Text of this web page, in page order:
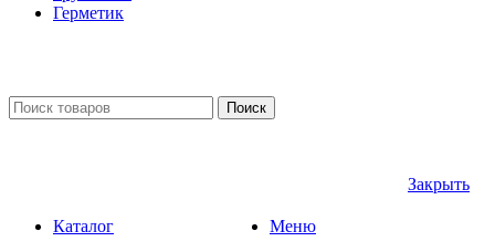
Герметик
Поиск
Закрыть
Меню
Каталог